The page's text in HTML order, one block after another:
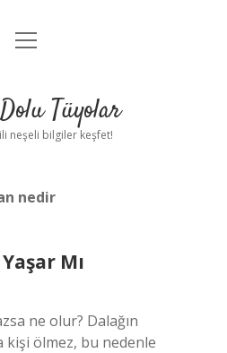
Politikası
Uyarı
menüyü
Tüyolar
neşeli bilgiler keşfet!
nedir
Mı
ne olur? Dalağın
kişi ölmez, bu nedenle